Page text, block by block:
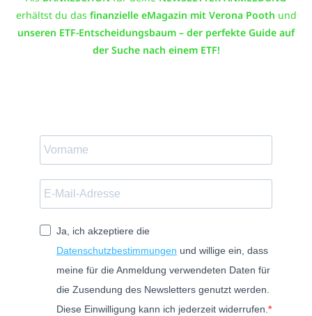
erhältst du das finanzielle eMagazin mit Verona Pooth und
unseren ETF-Entscheidungsbaum – der perfekte Guide auf
der Suche nach einem ETF!
Ja, ich akzeptiere die
Datenschutzbestimmungen und willige ein, dass
meine für die Anmeldung verwendeten Daten für
die Zusendung des Newsletters genutzt werden.
Diese Einwilligung kann ich jederzeit widerrufen.